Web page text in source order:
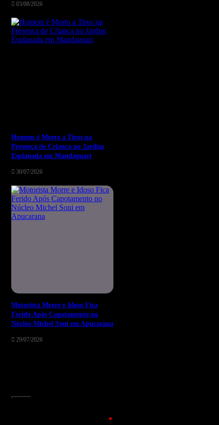
03/08/2026
Homem é Morto a Tiros na
Presença de Criança no Jardim
Esplanada em Mandaguari
30/07/2026
Motorista Morre e Idoso Fica
Ferido Após Capotamento no
Núcleo Michel Soni em Apucarana
29/07/2026
*